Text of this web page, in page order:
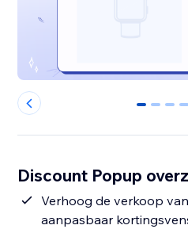
0 1 2 3
Discount Popup
Verhoog de verkoop
aanpasbaar